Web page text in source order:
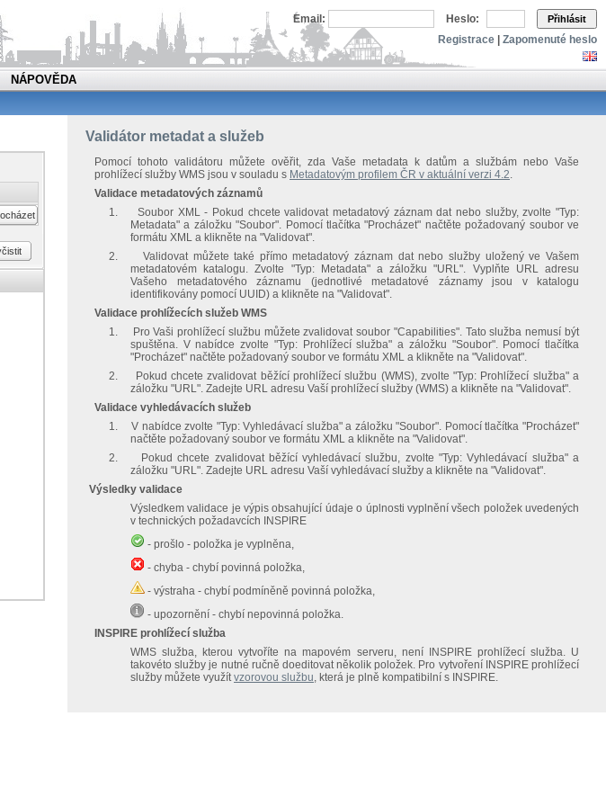
Email: Heslo: Přihlásit
Registrace Zapomenuté heslo
NÁPOVĚDA
Validátor metadat a služeb
Pomocí tohoto validátoru můžete ověřit, zda Vaše metadata k datům a službám nebo Vaše
prohlížecí služby WMS jsou v souladu s Metadatovým profilem ČR v aktuální verzi 4.2.
Validace metadatových záznamů
1.
Soubor XML - Pokud chcete validovat metadatový záznam dat nebo služby, zvolte "Typ:
Metadata" a záložku "Soubor". Pomocí tlačítka "Procházet" načtěte požadovaný soubor ve
formátu XML a klikněte na "Validovat".
2.
Validovat můžete také přímo metadatový záznam dat nebo služby uložený ve Vašem
metadatovém katalogu. Zvolte "Typ: Metadata" a záložku "URL". Vyplňte URL adresu
Vašeho metadatového záznamu (jednotlivé metadatové záznamy jsou v katalogu
identifikovány pomocí UUID) a klikněte na "Validovat".
Validace prohlížecích služeb WMS
1.
Pro Vaši prohlížecí službu můžete zvalidovat soubor "Capabilities". Tato služba nemusí být
spuštěna. V nabídce zvolte "Typ: Prohlížecí služba" a záložku "Soubor". Pomocí tlačítka
"Procházet" načtěte požadovaný soubor ve formátu XML a klikněte na "Validovat".
2.
Pokud chcete zvalidovat běžící prohlížecí službu (WMS), zvolte "Typ: Prohlížecí služba" a
záložku "URL". Zadejte URL adresu Vaší prohlížecí služby (WMS) a klikněte na "Validovat".
Validace vyhledávacích služeb
1.
V nabídce zvolte "Typ: Vyhledávací služba" a záložku "Soubor". Pomocí tlačítka "Procházet"
načtěte požadovaný soubor ve formátu XML a klikněte na "Validovat".
2.
Pokud chcete zvalidovat běžící vyhledávací službu, zvolte "Typ: Vyhledávací služba" a
záložku "URL". Zadejte URL adresu Vaší vyhledávací služby a klikněte na "Validovat".
Výsledky validace
Výsledkem validace je výpis obsahující údaje o úplnosti vyplnění všech položek uvedených
v technických požadavcích INSPIRE
- prošlo - položka je vyplněna,
- chyba - chybí povinná položka,
- výstraha - chybí podmíněně povinná položka,
- upozornění - chybí nepovinná položka.
INSPIRE prohlížecí služba
WMS služba, kterou vytvoříte na mapovém serveru, není INSPIRE prohlížecí služba. U
takovéto služby je nutné ručně doeditovat několik položek. Pro vytvoření INSPIRE prohlížecí
služby můžete využítvzorovou službu, která je plně kompatibilní s INSPIRE.